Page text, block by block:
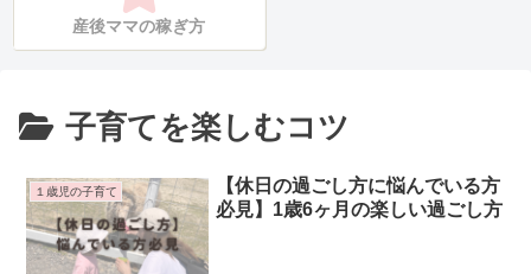
産後ママの稼ぎ方
子育てを楽しむコツ
１歳児の子育て
【休日の過ごし方に悩んでいる方
必見】1歳6ヶ月の楽しい過ごし方